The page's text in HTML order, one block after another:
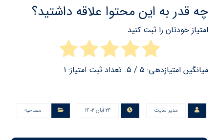
چه قدر به این محتوا علاقه داشتید؟
امتیاز خودتان را ثبت کنید
میانگین امتیازدهی: ۵ / ۵. تعداد ثبت امتیاز: ۱
مدیر سایت ۲۴ آبان ۱۴۰۲ مصاحبه